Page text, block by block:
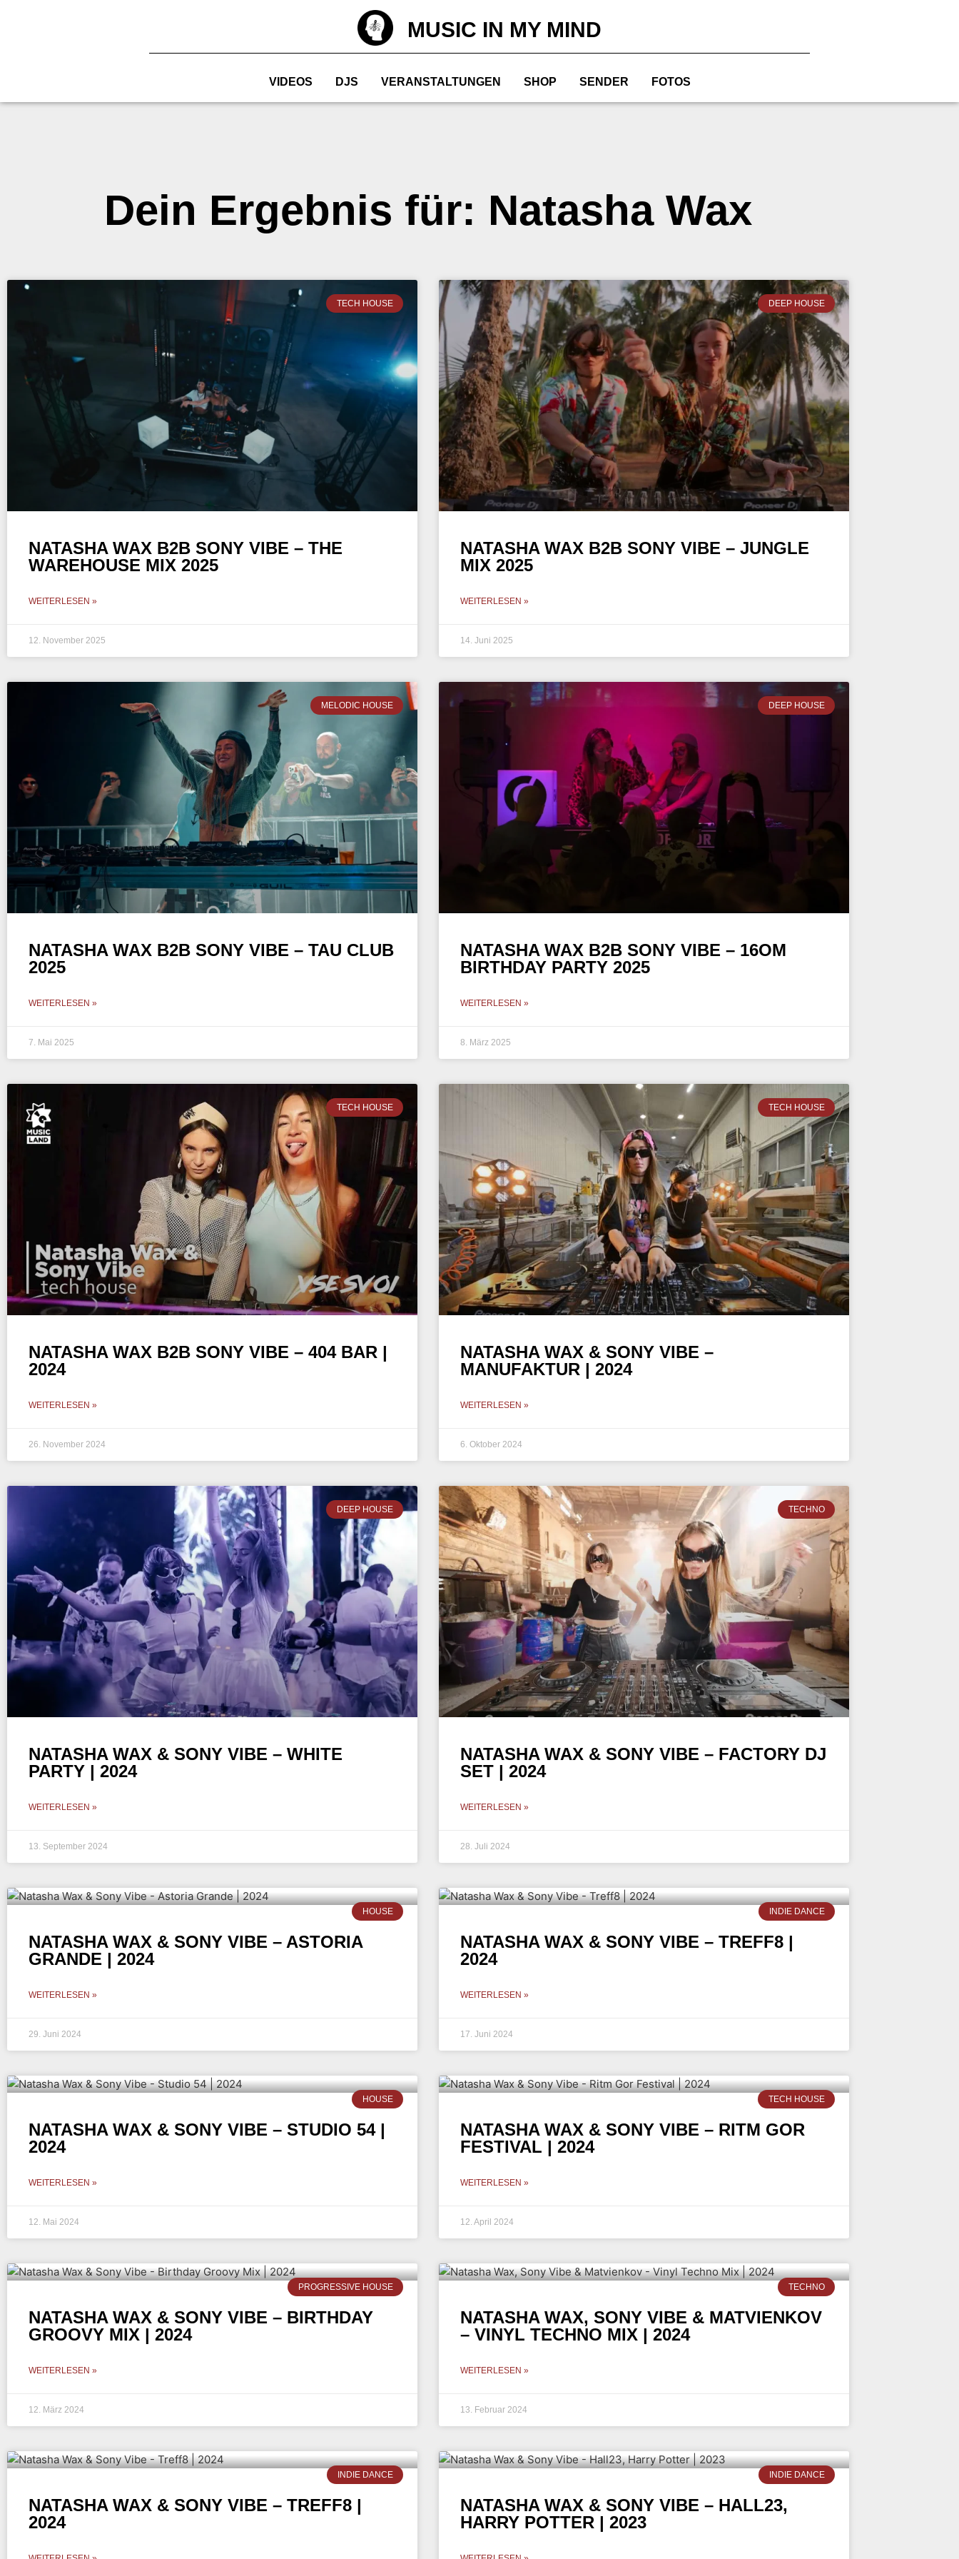
MUSIC IN MY MIND
VIDEOS DJS VERANSTALTUNGEN SHOP SENDER FOTOS
Dein Ergebnis für: Natasha Wax
TECH HOUSE
NATASHA WAX B2B SONY VIBE – THE
WAREHOUSE MIX 2025
WEITERLESEN »
12. November 2025
DEEP HOUSE
NATASHA WAX B2B SONY VIBE – JUNGLE
MIX 2025
WEITERLESEN »
14. Juni 2025
MELODIC HOUSE
NATASHA WAX B2B SONY VIBE – TAU CLUB
2025
WEITERLESEN »
7. Mai 2025
DEEP HOUSE
NATASHA WAX B2B SONY VIBE – 16OM
BIRTHDAY PARTY 2025
WEITERLESEN »
8. März 2025
TECH HOUSE
NATASHA WAX B2B SONY VIBE – 404 BAR |
2024
WEITERLESEN »
26. November 2024
TECH HOUSE
NATASHA WAX & SONY VIBE –
MANUFAKTUR | 2024
WEITERLESEN »
6. Oktober 2024
DEEP HOUSE
NATASHA WAX & SONY VIBE – WHITE
PARTY | 2024
WEITERLESEN »
13. September 2024
TECHNO
NATASHA WAX & SONY VIBE – FACTORY DJ
SET | 2024
WEITERLESEN »
28. Juli 2024
HOUSE
NATASHA WAX & SONY VIBE – ASTORIA
GRANDE | 2024
WEITERLESEN »
29. Juni 2024
INDIE DANCE
NATASHA WAX & SONY VIBE – TREFF8 |
2024
WEITERLESEN »
17. Juni 2024
HOUSE
NATASHA WAX & SONY VIBE – STUDIO 54 |
2024
WEITERLESEN »
12. Mai 2024
TECH HOUSE
NATASHA WAX & SONY VIBE – RITM GOR
FESTIVAL | 2024
WEITERLESEN »
12. April 2024
PROGRESSIVE HOUSE
NATASHA WAX & SONY VIBE – BIRTHDAY
GROOVY MIX | 2024
WEITERLESEN »
12. März 2024
TECHNO
NATASHA WAX, SONY VIBE & MATVIENKOV
– VINYL TECHNO MIX | 2024
WEITERLESEN »
13. Februar 2024
INDIE DANCE
NATASHA WAX & SONY VIBE – TREFF8 |
2024
INDIE DANCE
NATASHA WAX & SONY VIBE – HALL23,
HARRY POTTER | 2023